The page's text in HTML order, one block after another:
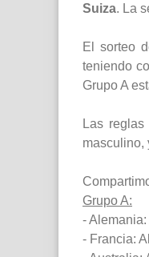
Suiza. La
El sorteo
teniendo
Grupo A
Las
masculino,
Grupo A:
-
- Francia: